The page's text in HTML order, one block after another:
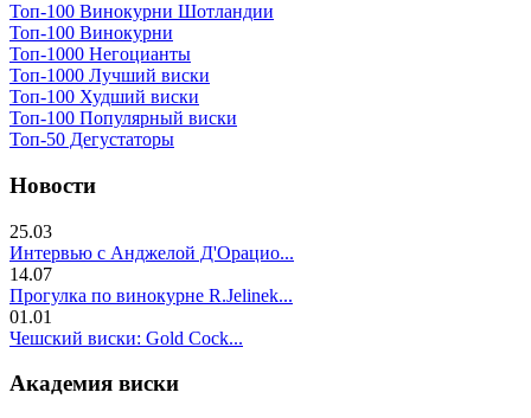
Топ-100 Винокурни Шотландии
Топ-100 Винокурни
Топ-1000 Негоцианты
Топ-1000 Лучший виски
Топ-100 Худший виски
Топ-100 Популярный виски
Топ-50 Дегустаторы
Новости
25.03
Интервью с Анджелой Д'Орацио...
14.07
Прогулка по винокурне R.Jelinek...
01.01
Чешский виски: Gold Cock...
Академия виски